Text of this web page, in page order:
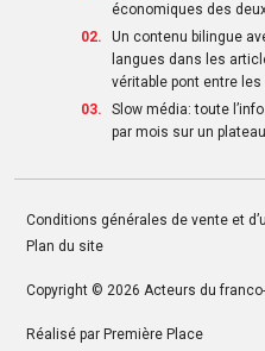
économiques des
Un contenu bilingue
langues dans les
véritable pont entre
Slow média: toute
par mois sur un
Conditions générales de vente et
Plan du site
Copyright © 2026 Acteurs du
Réalisé par Première Place